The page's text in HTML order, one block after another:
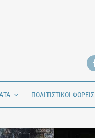
ΠΟΛΙΤΙΣΤΙΚΟΙ ΦΟΡΕΙΣ